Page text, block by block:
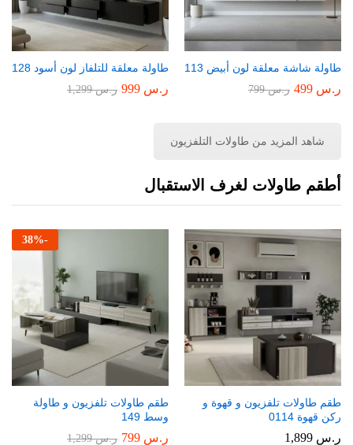
طاولة شاشة معلقة لون أبيض 113
ر.س ر.س799
طاولة معلقة للتلفاز لون أسود 128
ر.س ر.س1,299
شاهد المزيد من طاولات التلفزيون
أطقم طاولات لغرف الاستقبال
طقم طاولات تلفزيون و قهوة و
ركن قهوة 0114
ر.س
-
38%
طقم طاولات تلفزيون و طاولة
وسط 149
ر.س ر.س1,299